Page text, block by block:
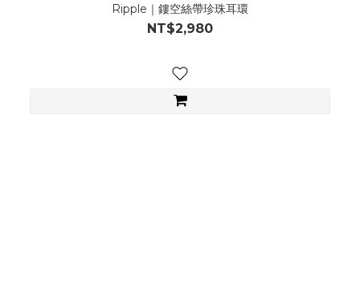
Ripple｜鏤空絲帶珍珠耳環
NT$2,980